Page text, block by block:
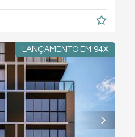
LANÇAMENTO EM 94X